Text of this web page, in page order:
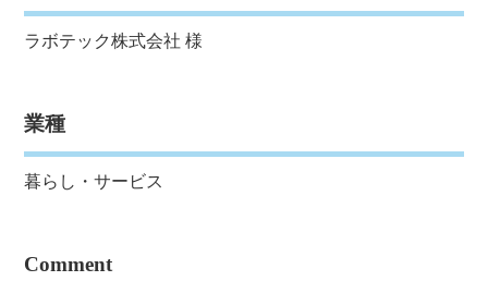
ラボテック株式会社 様
業種
暮らし・サービス
Comment